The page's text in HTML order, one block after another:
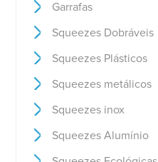
Garrafas
Squeezes Dobráveis
Squeezes Plásticos
Squeezes metálicos
Squeezes inox
Squeezes Alumínio